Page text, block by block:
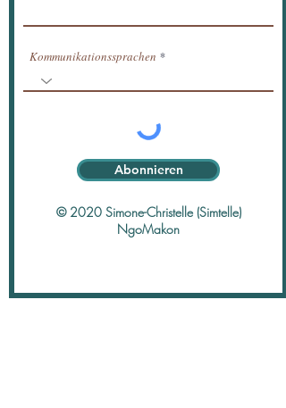
Kommunikationssprachen
Abonnieren
© 2020 Simone-Christelle (Simtelle)
NgoMakon